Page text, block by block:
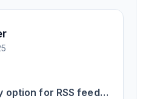
option for RSS feed